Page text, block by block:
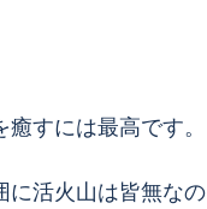
すには最高です。
に活火山は皆無なの